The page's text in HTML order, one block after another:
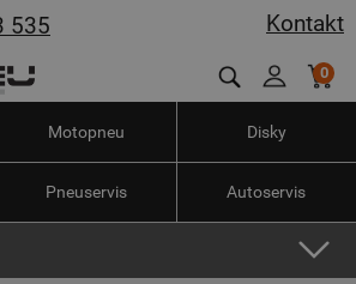
Kontakt
535
0
Motopneu Disky
Pneuservis Autoservis